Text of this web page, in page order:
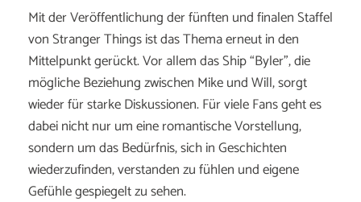
Mit der Veröffentlichung der fünften und finalen Staffel
von Stranger Things ist das Thema erneut in den
Mittelpunkt gerückt. Vor allem das Ship “Byler”, die
mögliche Beziehung zwischen Mike und Will, sorgt
wieder für starke Diskussionen. Für viele Fans geht es
dabei nicht nur um eine romantische Vorstellung,
sondern um das Bedürfnis, sich in Geschichten
wiederzufinden, verstanden zu fühlen und eigene
Gefühle gespiegelt zu sehen.